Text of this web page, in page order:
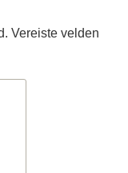
Vereiste velden